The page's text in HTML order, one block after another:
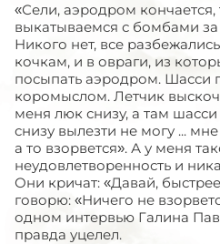
«Сели, аэродром
выкатываемся с бомбами
Никого нет, все
кочкам, и в овраги, из
посыпать аэродром. Шасси
коромыслом. Летчик
меня люк снизу, а там
снизу вылезти не могу ...
а то взорвется». А у меня
неудовлетворенность и
Они кричат: «Давай,
говорю: «Ничего не
одном интервью Галина
правда уцелел.